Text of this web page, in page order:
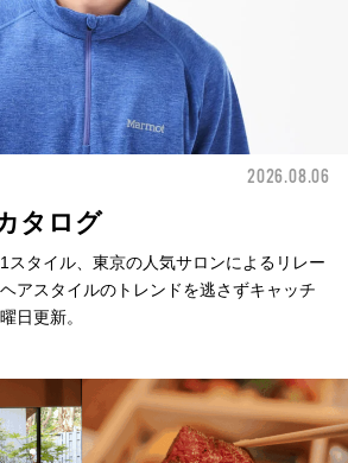
2026.08.06
タログ
スタイル、東京の人気サロンによるリレー
アスタイルのトレンドを逃さずキャッチ
日更新。